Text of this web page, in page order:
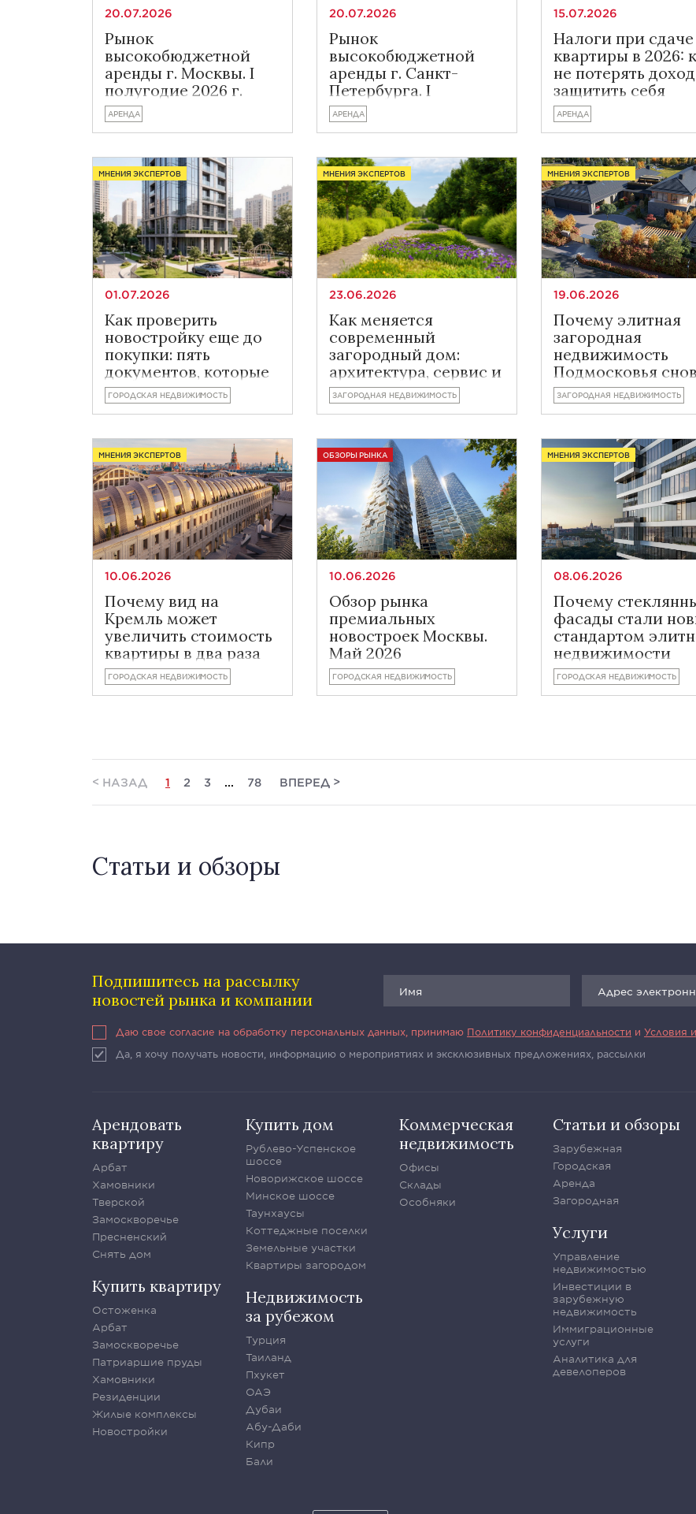
20.07.2026
Рынок
высокобюджетной
аренды г. Москвы. I
полугодие 2026 г.
АРЕНДА
20.07.2026
Рынок
высокобюджетной
аренды г. Санкт-
Петербурга. I
полугодие 2026 г.
АРЕНДА
15.07.2026
Налоги при сдаче
квартиры в 2026:
не потерять
защитить себя
АРЕНДА
МНЕНИЯ ЭКСПЕРТОВ
01.07.2026
Как проверить
новостройку еще до
покупки: пять
документов, которые
действительно стоит
изучить
ГОРОДСКАЯ НЕДВИЖИМОСТЬ
МНЕНИЯ ЭКСПЕРТОВ
23.06.2026
Как меняется
современный
загородный дом:
архитектура, сервис и
новый покупатель
ЗАГОРОДНАЯ НЕДВИЖИМОСТЬ
МНЕНИЯ ЭКСПЕРТОВ
19.06.2026
Почему элитная
загородная
недвижимость
Подмосковья
стала рынком
продавца
ЗАГОРОДНАЯ НЕДВИЖИМОСТЬ
МНЕНИЯ ЭКСПЕРТОВ
10.06.2026
Почему вид на
Кремль может
увеличить стоимость
квартиры в два раза
ГОРОДСКАЯ НЕДВИЖИМОСТЬ
ОБЗОРЫ РЫНКА
10.06.2026
Обзор рынка
премиальных
новостроек Москвы.
Май 2026
ГОРОДСКАЯ НЕДВИЖИМОСТЬ
МНЕНИЯ ЭКСПЕРТОВ
08.06.2026
Почему
фасады стали
стандартом
недвижимости
Москвы
ГОРОДСКАЯ НЕДВИЖИМОСТЬ
< НАЗАД 1 2 3 ... 78 ВПЕРЕД >
Статьи и обзоры
Подпишитесь на рассылку
новостей рынка и компании
Даю свое согласие на обработку персональных данных, принимаю Политику конфиденциальности и Условия
Да, я хочу получать новости, информацию о мероприятиях и эксклюзивных предложениях, рассылки
Арендовать
квартиру
Арбат
Хамовники
Тверской
Замоскворечье
Пресненский
Снять дом
Купить квартиру
Остоженка
Арбат
Замоскворечье
Патриаршие пруды
Хамовники
Резиденции
Жилые комплексы
Новостройки
Купить дом
Рублево-Успенское
шоссе
Новорижское шоссе
Минское шоссе
Таунхаусы
Коттеджные поселки
Земельные участки
Квартиры загородом
Недвижимость
за рубежом
Турция
Таиланд
Пхукет
ОАЭ
Дубаи
Абу-Даби
Кипр
Бали
Коммерческая
недвижимость
Офисы
Склады
Особняки
Статьи и обзоры
Зарубежная
Городская
Аренда
Загородная
Услуги
Управление
недвижимостью
Инвестиции в
зарубежную
недвижимость
Иммиграционные
услуги
Аналитика для
девелоперов